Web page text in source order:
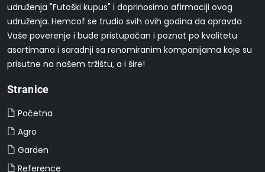
udruženja "Futoški kupus" i doprinosimo afirmaciji ovog
udruženja. Hemcof se trudio svih ovih godina da opravda
Vaše poverenje i bude pristupačan i poznat po kvalitetu
asortimana i saradnji sa renomiranim kompanijama koje su
prisutne na našem tržištu, a i šire!
Stranice
Početna
Agro
Garden
Reference